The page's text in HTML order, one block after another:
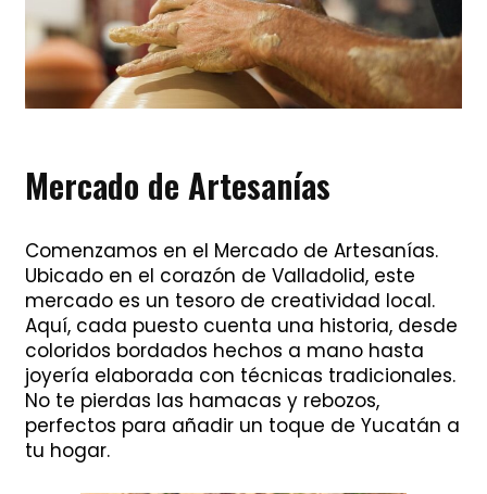
Mercado de Artesanías
Comenzamos en el Mercado de Artesanías.
Ubicado en el corazón de Valladolid, este
mercado es un tesoro de creatividad local.
Aquí, cada puesto cuenta una historia, desde
coloridos bordados hechos a mano hasta
joyería elaborada con técnicas tradicionales.
No te pierdas las hamacas y rebozos,
perfectos para añadir un toque de Yucatán a
tu hogar.